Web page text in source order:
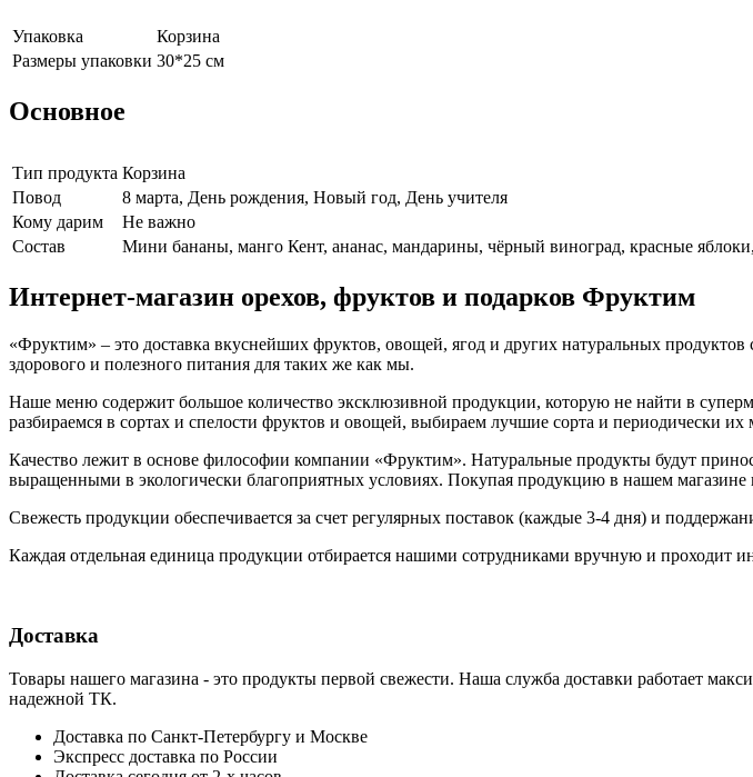
Упаковка
Корзина
Размеры упаковки 30*25 см
Основное
Тип продукта Корзина
Повод
8 марта, День рождения, Новый год, День учителя
Кому дарим
Не важно
Cостав
Мини бананы, манго Кент, ананас, мандарины, чёрный виноград, красные
Интернет-магазин орехов, фруктов и подарков Фруктим
«Фруктим» – это доставка вкуснейших фруктов, овощей, ягод и других натуральных
здорового и полезного питания для таких же как мы.
Наше меню содержит большое количество эксклюзивной продукции, которую не найти в
разбираемся в сортах и спелости фруктов и овощей, выбираем лучшие сорта и периодически
Качество лежит в основе философии компании «Фруктим». Натуральные продукты будут
выращенными в экологически благоприятных условиях. Покупая продукцию в нашем
Свежесть продукции обеспечивается за счет регулярных поставок (каждые 3-4 дня) и
Каждая отдельная единица продукции отбирается нашими сотрудниками вручную и проходит
Доставка
Товары нашего магазина - это продукты первой свежести. Наша служба доставки работает
надежной ТК.
Доставка по Санкт-Петербургу и Москве
Экспресс доставка по России